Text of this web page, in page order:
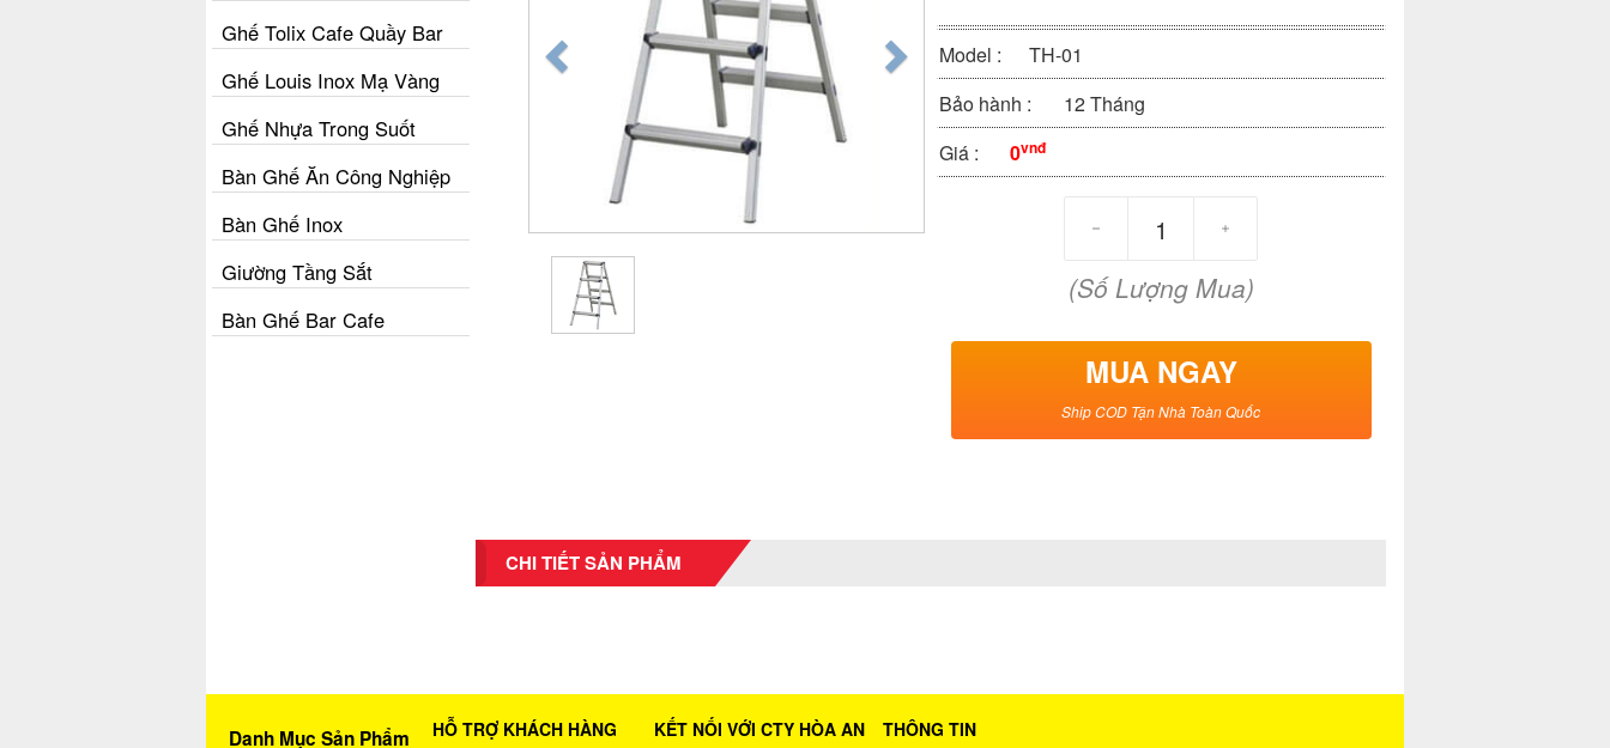
Ghế Tolix Cafe Quầy Bar
Ghế Louis Inox Mạ Vàng
Ghế Nhựa Trong Suốt
Bàn Ghế Ăn Công Nghiệp
Bàn Ghế Inox
Giường Tầng Sắt
Bàn Ghế Bar Cafe
Model :
TH-01
Bảo hành :
12 Tháng
Giá :
0vnđ
(Số Lượng Mua)
MUA NGAY
Ship COD Tận Nhà Toàn Quốc
CHI TIẾT SẢN PHẨM
Danh Mục Sản Phẩm HỖ TRỢ KHÁCH HÀNG KẾT NỐI VỚI CTY HÒA AN
THÔNG TIN